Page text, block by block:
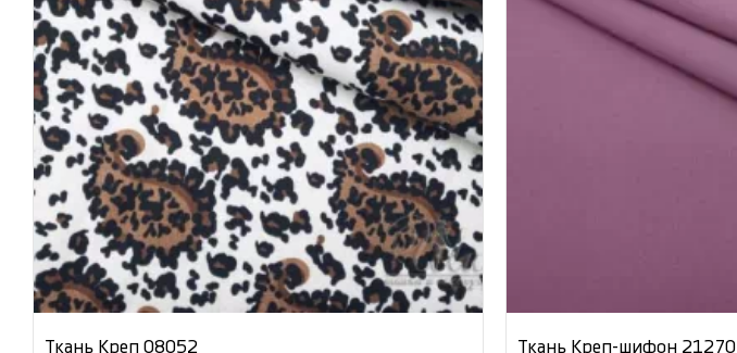
Ткань Креп 08052 Ткань Креп-шифон 21270